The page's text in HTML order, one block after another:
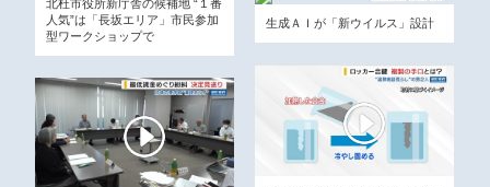
北杜市役所新庁舎の候補地 “１番
人気”は「長坂エリア」市民参加
型ワークショップで
03:00
生成ＡＩが「新ウイルス」設計